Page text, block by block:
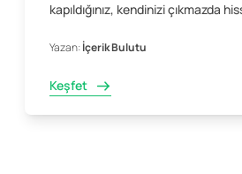
kapıldığınız, kendinizi çıkmazda
Yazan:İçerik Bulutu
Keşfet